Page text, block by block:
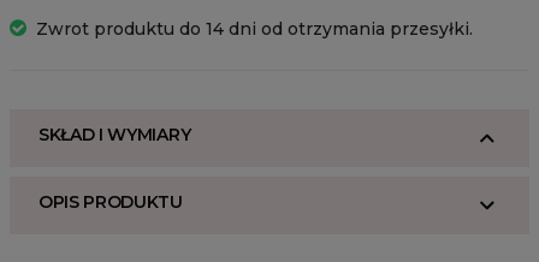
Zwrot produktu do 14 dni od otrzymania przesyłki.
SKŁAD I WYMIARY
OPIS PRODUKTU